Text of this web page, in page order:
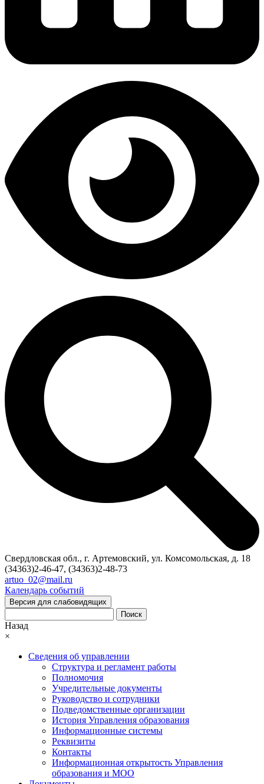
Свердловская обл., г. Артемовский, ул. Комсомольская, д. 18
(34363)2-46-47, (34363)2-48-73
artuo_02@mail.ru
Календарь событий
Версия для слабовидящих
Поиск
Назад
×
Сведения об управлении
Структура и регламент работы
Полномочия
Учредительные документы
Руководство и сотрудники
Подведомственные организации
История Управления образования
Информационные системы
Реквизиты
Контакты
Информационная открытость Управления
образования и МОО